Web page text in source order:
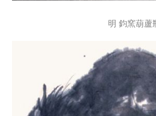
明 鈞窯葫蘆